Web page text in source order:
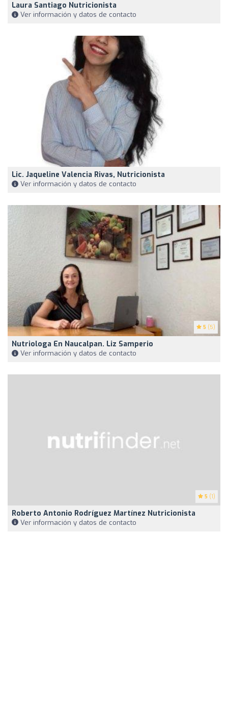
Laura Santiago Nutricionista
Ver información y datos de contacto
Lic. Jaqueline Valencia Rivas, Nutricionista
Ver información y datos de contacto
5 (5)
Nutriologa En Naucalpan. Liz Samperio
Ver información y datos de contacto
5 (1)
Roberto Antonio Rodríguez Martínez Nutricionista
Ver información y datos de contacto